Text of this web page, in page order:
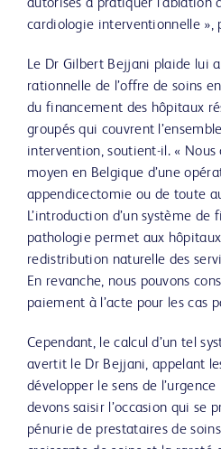
autorisés à pratiquer
cardiologie interventionnelle »,
Le Dr Gilbert Bejjani plaide lui
rationnelle de l’offre de soins
du financement des hôpitaux
groupés qui couvrent
intervention, soutient-il. « Nous
moyen en Belgique d’une
appendicectomie ou de toute
L’introduction d’un système
pathologie permet aux
redistribution naturelle des
En revanche, nous pouvons
paiement à l’acte pour les cas
Cependant, le calcul d’un tel
avertit le Dr Bejjani, appelant
développer le sens de
devons saisir l’occasion qui se
pénurie de prestataires de